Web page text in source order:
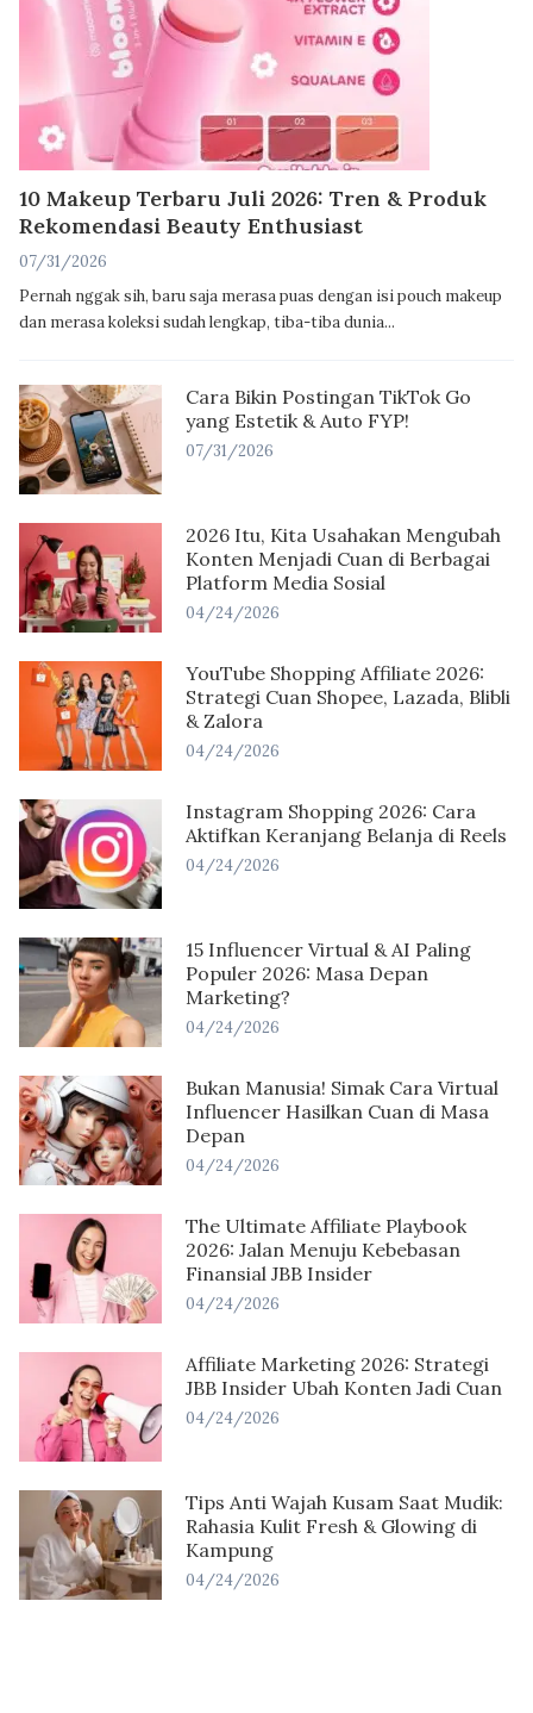
10 Makeup Terbaru Juli 2026: Tren & Produk
Rekomendasi Beauty Enthusiast
07/31/2026
Pernah nggak sih, baru saja merasa puas dengan isi pouch makeup
dan merasa koleksi sudah lengkap, tiba-tiba dunia...
Cara Bikin Postingan TikTok Go
yang Estetik & Auto FYP!
07/31/2026
2026 Itu, Kita Usahakan Mengubah
Konten Menjadi Cuan di Berbagai
Platform Media Sosial
04/24/2026
YouTube Shopping Affiliate 2026:
Strategi Cuan Shopee, Lazada, Blibli
& Zalora
04/24/2026
Instagram Shopping 2026: Cara
Aktifkan Keranjang Belanja di Reels
04/24/2026
15 Influencer Virtual & AI Paling
Populer 2026: Masa Depan
Marketing?
04/24/2026
Bukan Manusia! Simak Cara Virtual
Influencer Hasilkan Cuan di Masa
Depan
04/24/2026
The Ultimate Affiliate Playbook
2026: Jalan Menuju Kebebasan
Finansial JBB Insider
04/24/2026
Affiliate Marketing 2026: Strategi
JBB Insider Ubah Konten Jadi Cuan
04/24/2026
Tips Anti Wajah Kusam Saat Mudik:
Rahasia Kulit Fresh & Glowing di
Kampung
04/24/2026